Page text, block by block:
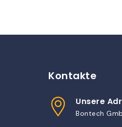
Kontakte
Unsere
Bontech